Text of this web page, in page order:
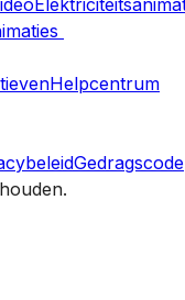
Helpcentrum
Gedragscode